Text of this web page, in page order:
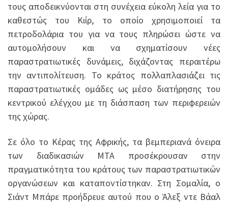
τους αποδεικνύονται στη συνέχεια εύκολη λεία για το
καθεστώς του Κιίρ, το οποίο χρησιμοποιεί τα
πετροδολάρια του για να τους πληρώσει ώστε να
αυτομολήσουν και να σχηματίσουν νέες
παραστρατιωτικές δυνάμεις, διχάζοντας περαιτέρω
την αντιπολίτευση. Το κράτος πολλαπλασιάζει τις
παραστρατιωτικές ομάδες ως μέσο διατήρησης του
κεντρικού ελέγχου με τη διάσπαση των περιφερειών
της χώρας.
Σε όλο το Κέρας της Αφρικής, τα βεμπεριανά όνειρα
των διαδικασιών ΜΤΑ προσέκρουσαν στην
πραγματικότητα του κράτους των παραστρατιωτικών
οργανώσεων και καταποντίστηκαν. Στη Σομαλία, ο
Σιάντ Μπάρε προήδρευε αυτού που ο Άλεξ ντε Βάαλ